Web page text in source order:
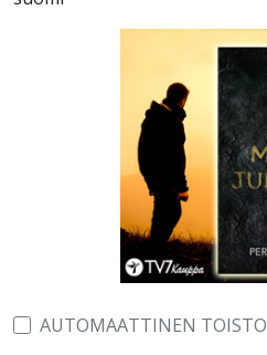
AUTOMAATTINEN TOISTO